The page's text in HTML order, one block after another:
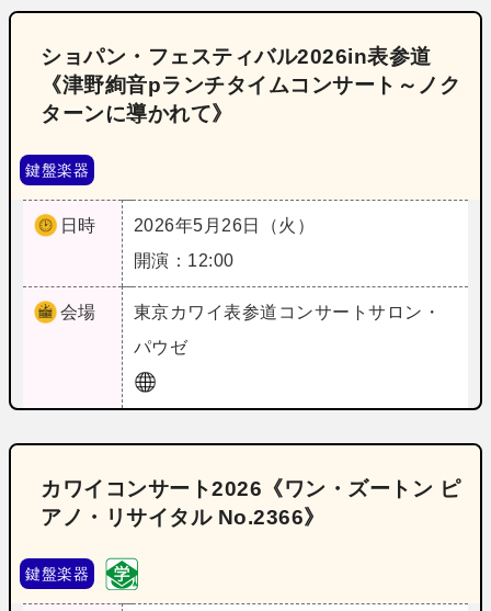
ショパン・フェスティバル2026in表参道
《津野絢音pランチタイムコンサート～ノク
ターンに導かれて》
鍵盤楽器
日時
2026年5月26日（火）
開演：12:00
会場 東京カワイ表参道コンサートサロン・
パウゼ
カワイコンサート2026《ワン・ズートン ピ
アノ・リサイタル No.2366》
鍵盤楽器